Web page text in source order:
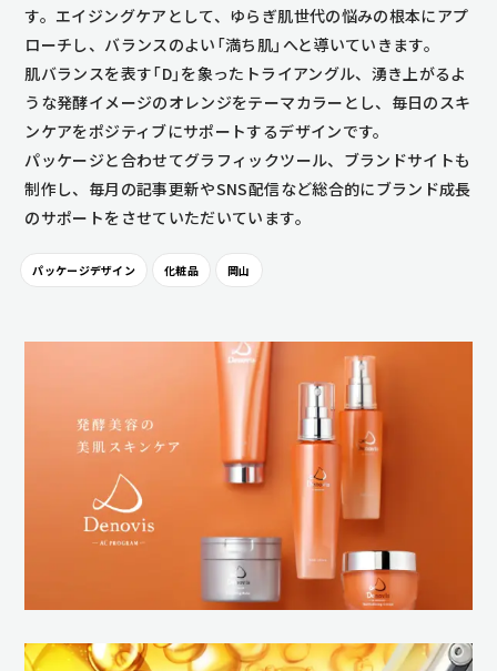
す。エイジングケアとして、ゆらぎ肌世代の悩みの根本にアプ
ローチし、バランスのよい「満ち肌」へと導いていきます。
肌バランスを表す「D」を象ったトライアングル、湧き上がるよ
うな発酵イメージのオレンジをテーマカラーとし、毎日のスキ
ンケアをポジティブにサポートするデザインです。
パッケージと合わせてグラフィックツール、ブランドサイトも
制作し、毎月の記事更新やSNS配信など総合的にブランド成長
のサポートをさせていただいています。
パッケージデザイン 化粧品 岡山